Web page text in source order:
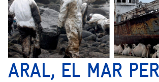
ARAL, EL MAR